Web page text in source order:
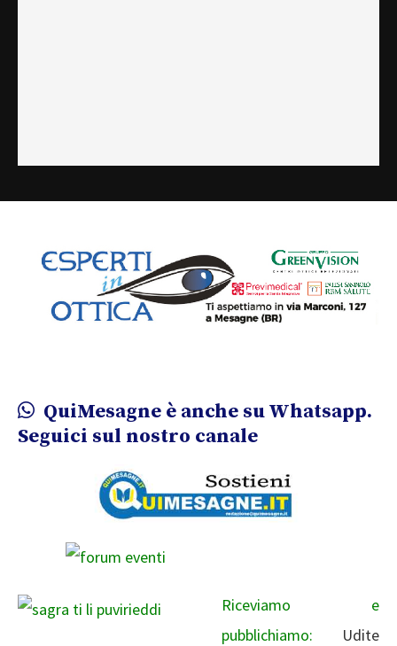
QuiMesagne è anche su Whatsapp.
Seguici sul nostro canale
Riceviamo e
pubblichiamo: Udite